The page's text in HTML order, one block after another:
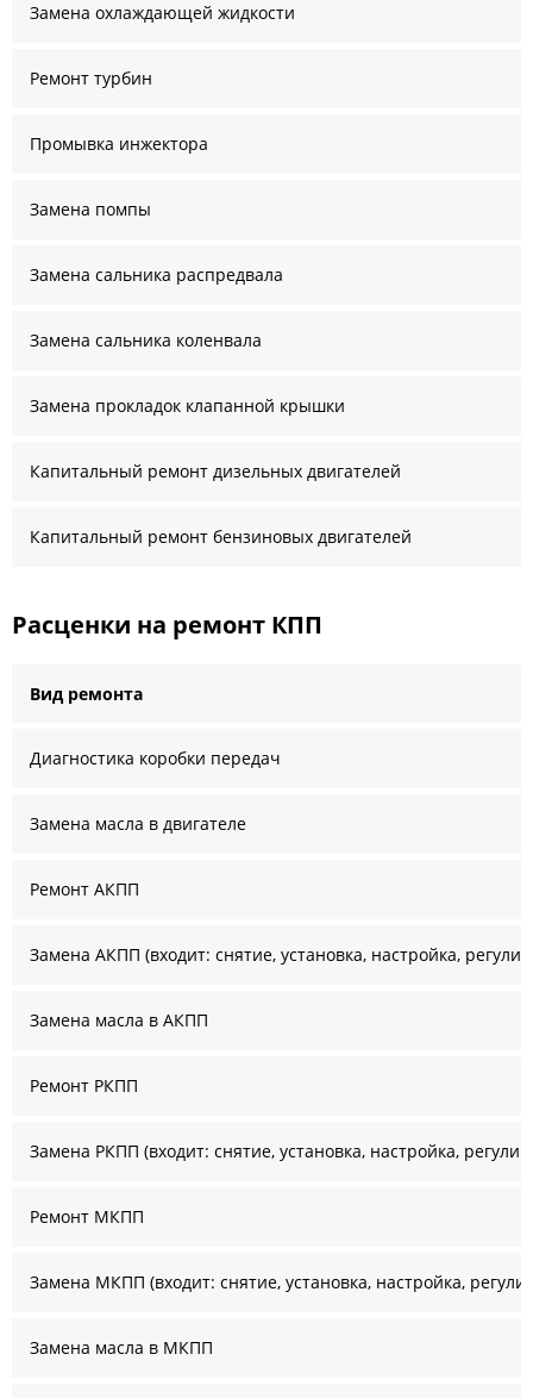
Замена охлаждающей жидкости
Ремонт турбин
Промывка инжектора
Замена помпы
Замена сальника распредвала
Замена сальника коленвала
Замена прокладок клапанной крышки
Капитальный ремонт дизельных двигателей
Капитальный ремонт бензиновых двигателей
Расценки на ремонт КПП
Вид ремонта
Диагностика коробки передач
Замена масла в двигателе
Ремонт АКПП
Замена АКПП (входит: снятие, установка, настройка,
Замена масла в АКПП
Ремонт РКПП
Замена РКПП (входит: снятие, установка, настройка,
Ремонт МКПП
Замена МКПП (входит: снятие, установка, настройка,
Замена масла в МКПП